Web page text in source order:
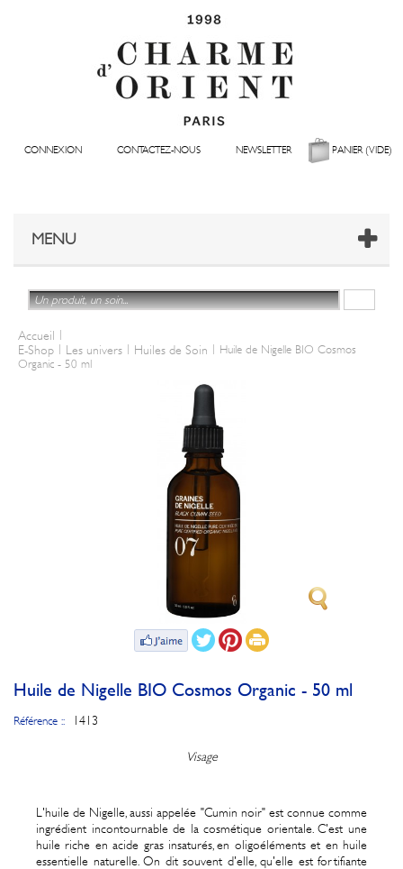
CONNEXION CONTACTEZ-NOUS NEWSLETTER PANIER(VIDE)
MENU
Accueil |
E-Shop | Les univers | Huiles de Soin | Huile de Nigelle BIO Cosmos
Organic - 50 ml
Huile de Nigelle BIO Cosmos Organic - 50 ml
Référence :: 1413
Visage
L'huile de Nigelle, aussi appelée "Cumin noir" est connue comme
ingrédient incontournable de la cosmétique orientale. C'est une
huile riche en acide gras insaturés, en oligoéléments et en huile
essentielle naturelle. On dit souvent d'elle, qu'elle est fortifiante